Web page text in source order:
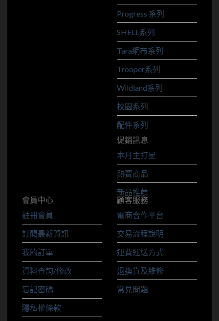
Progress 系列
SHELL系列
Tara網布系列
Trooper系列
Wildland系列
校園系列
配件系列
促銷訊息
本月主打星
熱賣商品
新品推薦
會員中心
註冊會員
訂閱最新資訊
我的訂單
資料查詢/修改
忘記密碼
隱私權條款
顧客服務
電商合作平台
交易流程說明
運費運送方式
退換貨及維修
常見問題